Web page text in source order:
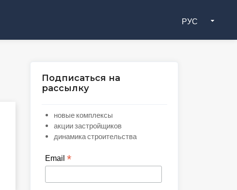
РУС
Подписаться на
рассылку
новые комплексы
акции застройщиков
динамика строительства
Email*